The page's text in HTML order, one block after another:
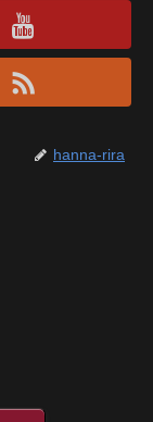
hanna-rira